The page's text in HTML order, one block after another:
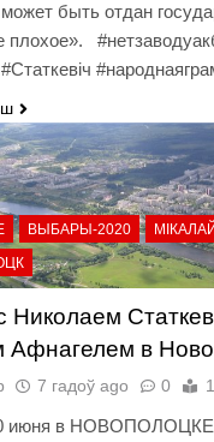
быть отдан
плохое».
ВЫБАРЫ-2020
Николаем
Афнагелем в
7 гадоў ago 0
июня в НОВОПОЛОЦКЕ